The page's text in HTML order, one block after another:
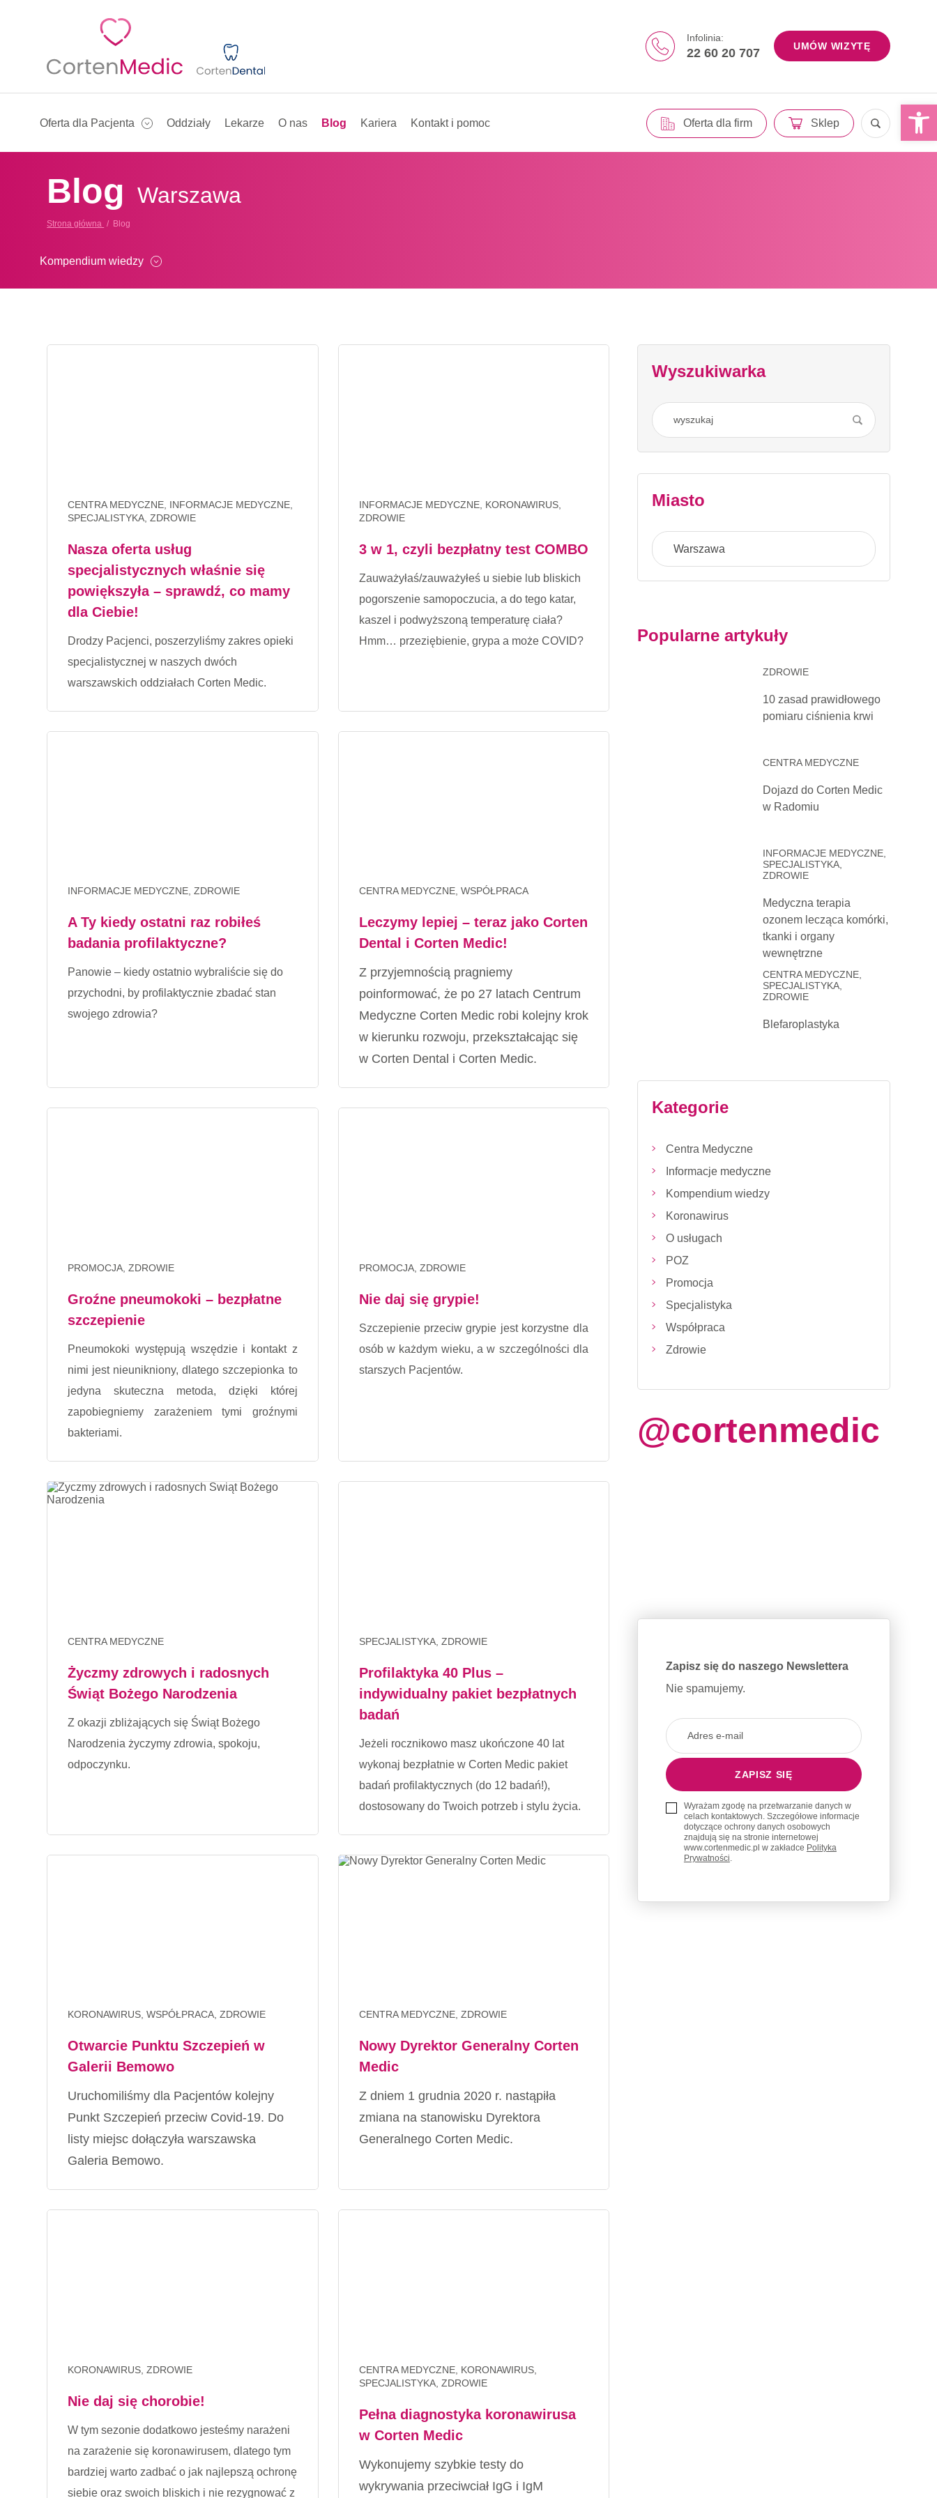
Infolinia:
22 60 20 707 UMÓW WIZYTĘ
Oferta dla Pacjenta Oddziały Lekarze O nas Blog Kariera Kontakt i pomoc Oferta dla firm Sklep
Blog Warszawa
Strona główna Blog
Kompendium wiedzy
CENTRA MEDYCZNE, INFORMACJE MEDYCZNE,
SPECJALISTYKA, ZDROWIE
Nasza oferta usług
specjalistycznych właśnie się
powiększyła – sprawdź, co mamy
dla Ciebie!
Drodzy Pacjenci, poszerzyliśmy zakres opieki
specjalistycznej w naszych dwóch
warszawskich oddziałach Corten Medic.
INFORMACJE MEDYCZNE, KORONAWIRUS,
ZDROWIE
3 w 1, czyli bezpłatny test COMBO
Zauważyłaś/zauważyłeś u siebie lub bliskich
pogorszenie samopoczucia, a do tego katar,
kaszel i podwyższoną temperaturę ciała?
Hmm… przeziębienie, grypa a może COVID?
INFORMACJE MEDYCZNE, ZDROWIE
A Ty kiedy ostatni raz robiłeś
badania profilaktyczne?
Panowie – kiedy ostatnio wybraliście się do
przychodni, by profilaktycznie zbadać stan
swojego zdrowia?
CENTRA MEDYCZNE, WSPÓŁPRACA
Leczymy lepiej – teraz jako Corten
Dental i Corten Medic!
Z przyjemnością pragniemy
poinformować, że po 27 latach Centrum
Medyczne Corten Medic robi kolejny krok
w kierunku rozwoju, przekształcając się
w Corten Dental i Corten Medic.
PROMOCJA, ZDROWIE
Groźne pneumokoki – bezpłatne
szczepienie
Pneumokoki występują wszędzie i kontakt z
nimi jest nieunikniony, dlatego szczepionka to
jedyna skuteczna metoda, dzięki której
zapobiegniemy zarażeniem tymi groźnymi
bakteriami.
PROMOCJA, ZDROWIE
Nie daj się grypie!
Szczepienie przeciw grypie jest korzystne dla
osób w każdym wieku, a w szczególności dla
starszych Pacjentów.
CENTRA MEDYCZNE
Życzmy zdrowych i radosnych
Świąt Bożego Narodzenia
Z okazji zbliżających się Świąt Bożego
Narodzenia życzymy zdrowia, spokoju,
odpoczynku.
SPECJALISTYKA, ZDROWIE
Profilaktyka 40 Plus –
indywidualny pakiet bezpłatnych
badań
Jeżeli rocznikowo masz ukończone 40 lat
wykonaj bezpłatnie w Corten Medic pakiet
badań profilaktycznych (do 12 badań!),
dostosowany do Twoich potrzeb i stylu życia.
KORONAWIRUS, WSPÓŁPRACA, ZDROWIE
Otwarcie Punktu Szczepień w
Galerii Bemowo
Uruchomiliśmy dla Pacjentów kolejny
Punkt Szczepień przeciw Covid-19. Do
listy miejsc dołączyła warszawska
Galeria Bemowo.
CENTRA MEDYCZNE, ZDROWIE
Nowy Dyrektor Generalny Corten
Medic
Z dniem 1 grudnia 2020 r. nastąpiła
zmiana na stanowisku Dyrektora
Generalnego Corten Medic.
KORONAWIRUS, ZDROWIE
Nie daj się chorobie!
W tym sezonie dodatkowo jesteśmy narażeni
na zarażenie się koronawirusem, dlatego tym
bardziej warto zadbać o jak najlepszą ochronę
siebie oraz swoich bliskich i nie rezygnować z
CENTRA MEDYCZNE, KORONAWIRUS,
SPECJALISTYKA, ZDROWIE
Pełna diagnostyka koronawirusa
w Corten Medic
Wykonujemy szybkie testy do
wykrywania przeciwciał IgG i IgM
Wyszukiwarka
Miasto
Warszawa
Popularne artykuły
ZDROWIE
10 zasad prawidłowego
pomiaru ciśnienia krwi
CENTRA MEDYCZNE
Dojazd do Corten Medic
w Radomiu
INFORMACJE MEDYCZNE,
SPECJALISTYKA,
ZDROWIE
Medyczna terapia
ozonem lecząca komórki,
tkanki i organy
wewnętrzne
CENTRA MEDYCZNE,
SPECJALISTYKA,
ZDROWIE
Blefaroplastyka
Kategorie
Centra Medyczne
Informacje medyczne
Kompendium wiedzy
Koronawirus
O usługach
POZ
Promocja
Specjalistyka
Współpraca
Zdrowie
@cortenmedic
Zapisz się do naszego Newslettera
Nie spamujemy.
Wyrażam zgodę na przetwarzanie danych w
celach kontaktowych. Szczegółowe informacje
dotyczące ochrony danych osobowych
znajdują się na stronie internetowej
www.cortenmedic.pl w zakładce Polityka
Prywatności.